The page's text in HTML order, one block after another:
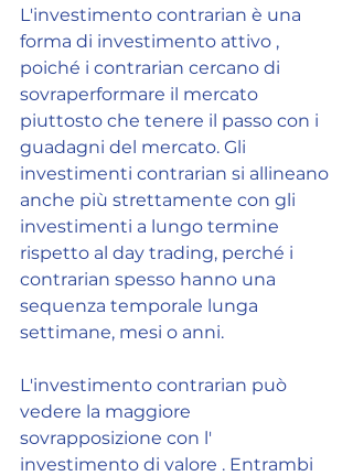
L'investimento contrarian è una
forma di investimento attivo ,
poiché i contrarian cercano di
sovraperformare il mercato
piuttosto che tenere il passo con i
guadagni del mercato. Gli
investimenti contrarian si allineano
anche più strettamente con gli
investimenti a lungo termine
rispetto al day trading, perché i
contrarian spesso hanno una
sequenza temporale lunga
settimane, mesi o anni.
L'investimento contrarian può
vedere la maggiore
sovrapposizione con l'
investimento di valore . Entrambi